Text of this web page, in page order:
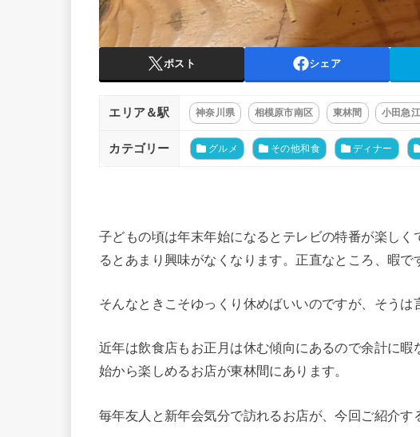
ポスト シェア
エリア＆駅 神奈川県 相模原市南区 東林間 小田急
カテゴリー グルメ その他和食 ディナー
子どもの頃は年末年始になるとテレビの特番が楽し
るとあまり興味がなくなります。正直なところ、暇で
そんなときこそゆっくり休めばいいのですが、そう
近年は飲食店もお正月は休む傾向にあるので余計に
始から楽しめるお店が東林間にあります。
毎年友人と新年会気分で訪れるお店が、今回ご紹介す